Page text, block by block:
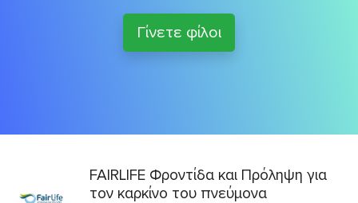
Γίνετε φίλοι
FAIRLIFE Φροντίδα και Πρόληψη για
τον καρκίνο του πνεύμονα